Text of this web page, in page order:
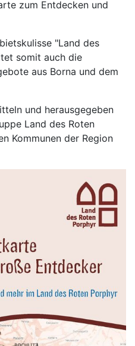
zum Entdecken und
"Land des
somit auch die
aus Borna und dem
und herausgegeben
Land des Roten
Kommunen der Region